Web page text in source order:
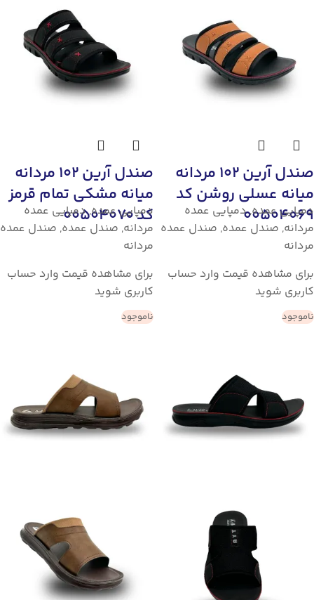
صندل آرین 102 مردانه
میانه عسلی روشن کد
00504069
دمپایی عمده,دمپایی عمده
مردانه, صندل عمده, صندل عمده
مردانه
برای مشاهده قیمت وارد حساب
کاربری شوید
صندل آرین 102 مردانه
میانه مشکی تمام قرمز
کد 00504070
دمپایی عمده,دمپایی عمده
مردانه, صندل عمده, صندل عمده
مردانه
برای مشاهده قیمت وارد حساب
کاربری شوید
ناموجود ناموجود